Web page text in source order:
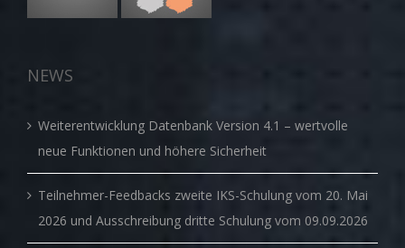
NEWS
Weiterentwicklung Datenbank Version 4.1 – wertvolle
neue Funktionen und höhere Sicherheit
Teilnehmer-Feedbacks zweite IKS-Schulung vom 20. Mai
2026 und Ausschreibung dritte Schulung vom 09.09.2026